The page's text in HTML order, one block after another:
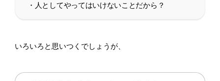
・人としてやってはいけないことだから？
いろいろと思いつくでしょうが、